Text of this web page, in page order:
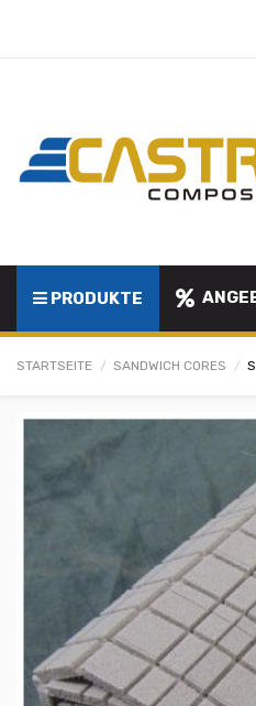
PRODUKTE
STARTSEITE SANDWICH CORES